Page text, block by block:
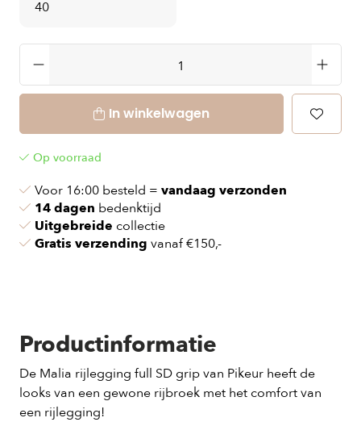
In winkelwagen
Op voorraad
Voor 16:00 besteld = vandaag verzonden
14 dagen bedenktijd
Uitgebreide collectie
Gratis verzending vanaf €150,-
Productinformatie
De Malia rijlegging full SD grip van Pikeur heeft de
looks van een gewone rijbroek met het comfort van
een rijlegging!